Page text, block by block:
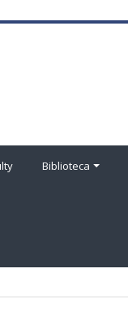
Biblioteca